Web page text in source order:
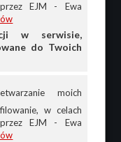
EJM - Ewa
w serwisie,
do Twoich
moich
w celach
EJM - Ewa